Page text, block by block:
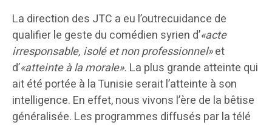
La direction des JTC a eu l’outrecuidance de
qualifier le geste du comédien syrien d’«acte
irresponsable, isolé et non professionnel»et
d’«atteinte à la morale». La plus grande atteinte qui
ait été portée à la Tunisie serait l’atteinte à son
intelligence. En effet, nous vivons l’ère de la bêtise
généralisée. Les programmes diffusés par la télé